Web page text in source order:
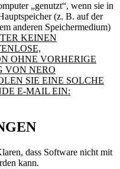
„genutzt“, wenn sie in
(z. B. auf der
anderen Speichermedium)
KEINEN
OHNE VORHERIGE
VON NERO
SIE EINE SOLCHE
E-MAIL EIN:
dass Software nicht mit
kann.